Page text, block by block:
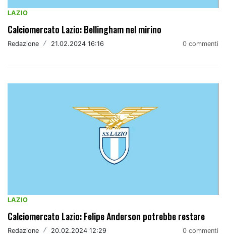
LAZIO
Calciomercato Lazio: Bellingham nel mirino
Redazione / 21.02.2024 16:16 0 commenti
LAZIO
Calciomercato Lazio: Felipe Anderson potrebbe restare
Redazione / 20.02.2024 12:29 0 commenti